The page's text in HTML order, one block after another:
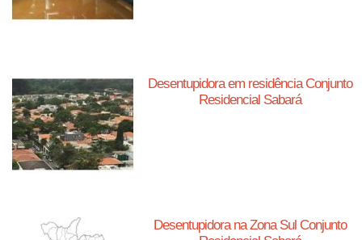
Desentupidora em residência Conjunto
Residencial Sabará
Desentupidora na Zona Sul Conjunto